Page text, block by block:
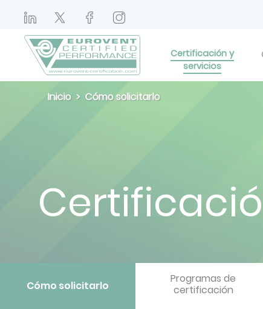
Certificación y
servicios
Inicio Cómo solicitarlo
Cómo solicitarlo
Programas de
certificación